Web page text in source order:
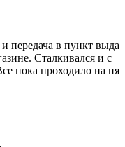
передача в пункт
Сталкивался и с
пока проходило на